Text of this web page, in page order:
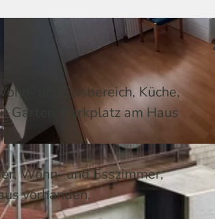
© Helmut Helwig
und Essbereich, Küche,
Garten. Parkplatz am Haus
Wohn- und Esszimmer,
vorhanden.